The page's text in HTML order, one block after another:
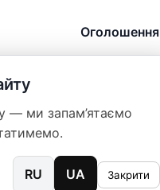
Оголошення
— ми запам’ятаємо
RU UA Закрити
05.04.2026